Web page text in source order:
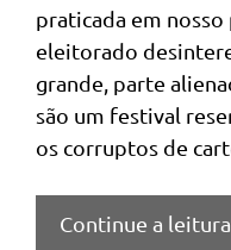
praticada em
eleitorado
grande, parte
são um festival
os corruptos de
Continue a leitura